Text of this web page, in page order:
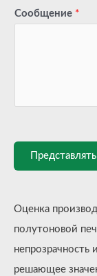
Сообщение *
Оценка
полутоновой
решающее